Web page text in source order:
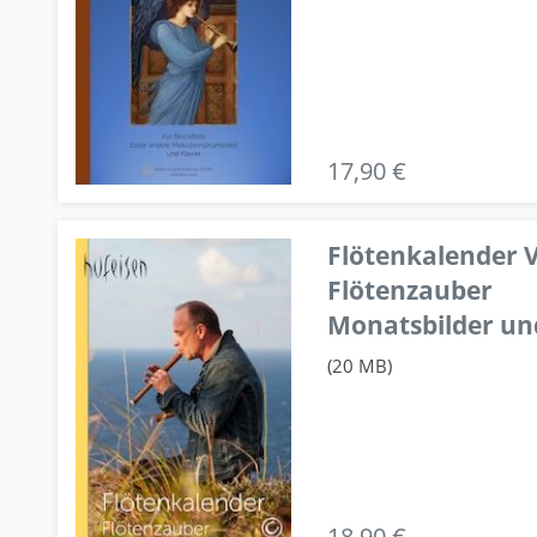
17,90 €
Flötenkalender
Flötenzauber
Monatsbilder
(20 MB)